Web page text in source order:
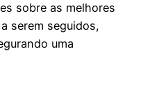
sobre as melhores
serem seguidos,
uma